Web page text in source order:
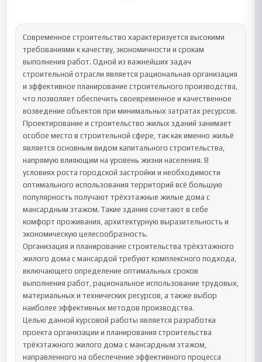
Современное строительство характеризуется высокими
требованиями к качеству, экономичности и срокам
выполнения работ. Одной из важнейших задач
строительной отрасли является рациональная организация
и эффективное планирование строительного производства,
что позволяет обеспечить своевременное и качественное
возведение объектов при минимальных затратах ресурсов.
Проектирование и строительство жилых зданий занимает
особое место в строительной сфере, так как именно жильё
является основным видом капитального строительства,
напрямую влияющим на уровень жизни населения. В
условиях роста городской застройки и необходимости
оптимального использования территорий всё большую
популярность получают трёхэтажные жилые дома с
мансардным этажом. Такие здания сочетают в себе
комфорт проживания, архитектурную выразительность и
экономическую целесообразность.
Организация и планирование строительства трёхэтажного
жилого дома с мансардой требуют комплексного подхода,
включающего определение оптимальных сроков
выполнения работ, рациональное использование трудовых,
материальных и технических ресурсов, а также выбор
наиболее эффективных методов производства.
Целью данной курсовой работы является разработка
проекта организации и планирования строительства
трёхэтажного жилого дома с мансардным этажом,
направленного на обеспечение эффективного процесса